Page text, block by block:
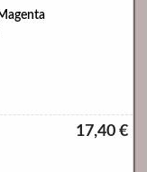
17,40 €